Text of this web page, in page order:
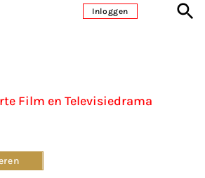
inhoudInloggen
Film en Televisiedrama